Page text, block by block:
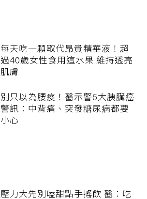
每天吃一顆取代昂貴精華液！超
過40歲女性食用這水果 維持透亮
肌膚
別只以為腰痠！醫示警6大胰臟癌
警訊：中背痛、突發糖尿病都要
小心
壓力大先別嗑甜點手搖飲 醫：吃